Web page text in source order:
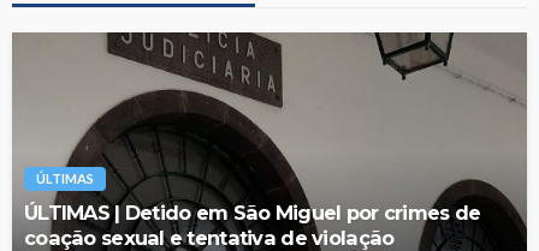
ÚLTIMAS
ÚLTIMAS | Detido em São Miguel por crimes de
coação sexual e tentativa de violação